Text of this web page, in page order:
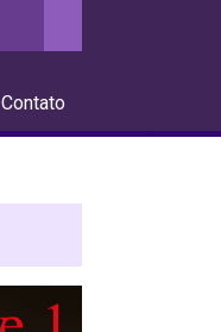
Contato